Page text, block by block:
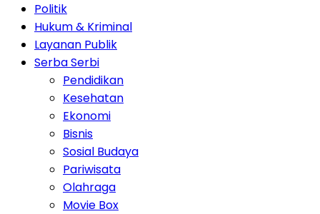
Politik
Hukum & Kriminal
Layanan Publik
Serba Serbi
Pendidikan
Kesehatan
Ekonomi
Bisnis
Sosial Budaya
Pariwisata
Olahraga
Movie Box